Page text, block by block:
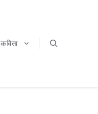
कविता